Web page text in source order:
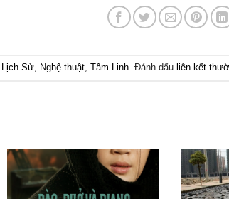
Lịch Sử, Nghệ thuật, Tâm Linh. Đánh dấu liên kết